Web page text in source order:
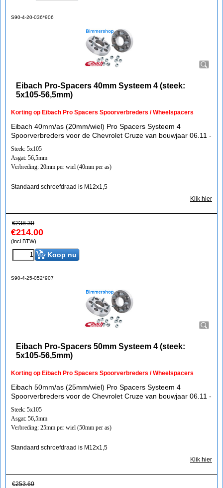
S90-4-20-036*906
Eibach Pro-Spacers 40mm Systeem 4 (steek:
5x105-56,5mm)
Korting op Eibach Pro Spacers Spoorverbreders / Wheelspacers
Eibach 40mm/as (20mm/wiel) Pro Spacers Systeem 4
Spoorverbreders voor de Chevrolet Cruze van bouwjaar 06.11 -
Steek: 5x105
Asgat: 56,5mm
Verbreding: 20mm per wiel (40mm per as)
Standaard schroefdraad is M12x1,5
Klik hier
€238.30
€214.00
(incl BTW)
Koop nu
S90-4-25-052*907
Eibach Pro-Spacers 50mm Systeem 4 (steek:
5x105-56,5mm)
Korting op Eibach Pro Spacers Spoorverbreders / Wheelspacers
Eibach 50mm/as (25mm/wiel) Pro Spacers Systeem 4
Spoorverbreders voor de Chevrolet Cruze van bouwjaar 06.11 -
Steek: 5x105
Asgat: 56,5mm
Verbreding: 25mm per wiel (50mm per as)
Standaard schroefdraad is M12x1,5
Klik hier
€253.60